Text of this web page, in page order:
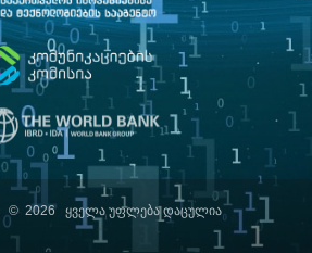
© 2026 ყველა უფლება დაცულია